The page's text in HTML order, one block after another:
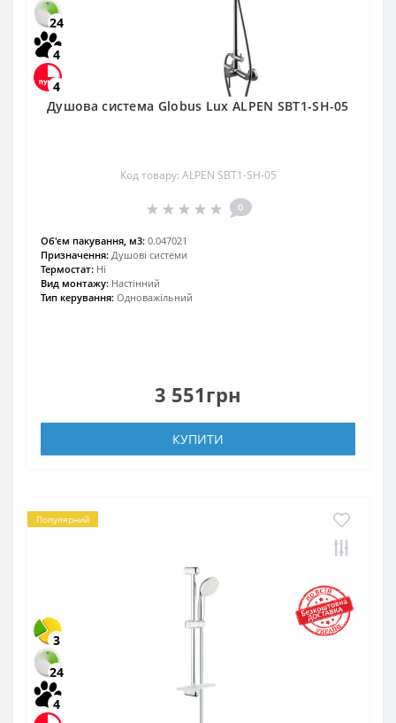
24
4
4
Душова система Globus Lux ALPEN SBT1-SH-05
Код товару: ALPEN SBT1-SH-05
0
Об'єм пакування, м3: 0.047021
Призначення: Душові системи
Термостат: Ні
Вид монтажу: Настінний
Тип керування: Одноважільний
3 551грн
КУПИТИ
Популярний
3
24
4